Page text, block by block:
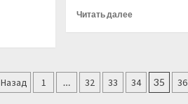
Читать далееПрочитать
DFC
HomeGym
Пагинация
Назад 1 … 32 33 34 35 36